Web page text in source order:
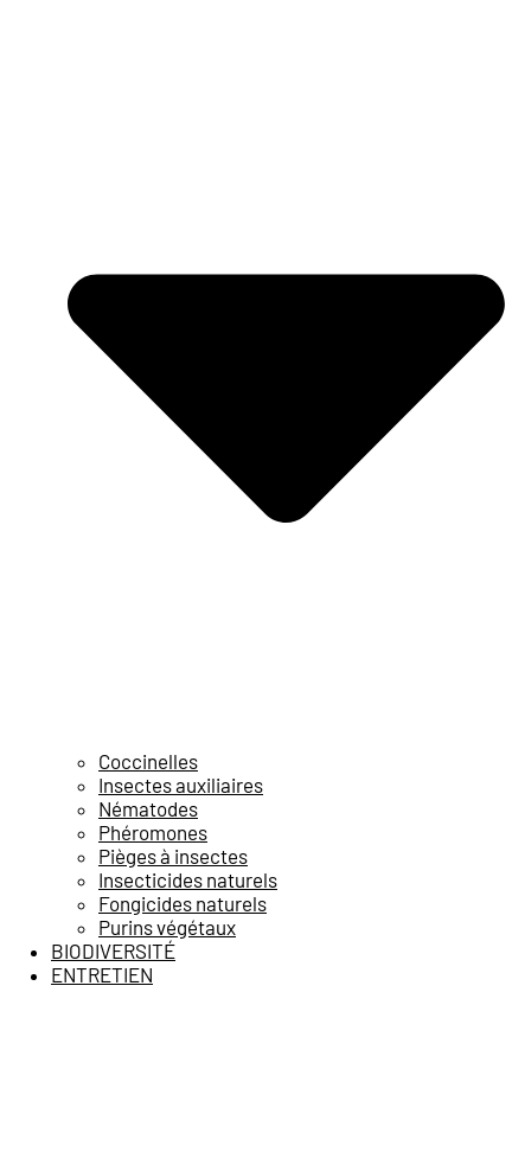
Coccinelles
Insectes auxiliaires
Nématodes
Phéromones
Pièges à insectes
Insecticides naturels
Fongicides naturels
Purins végétaux
BIODIVERSITÉ
ENTRETIEN